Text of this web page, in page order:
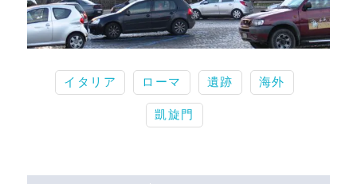
イタリア ローマ 遺跡 海外
凱旋門